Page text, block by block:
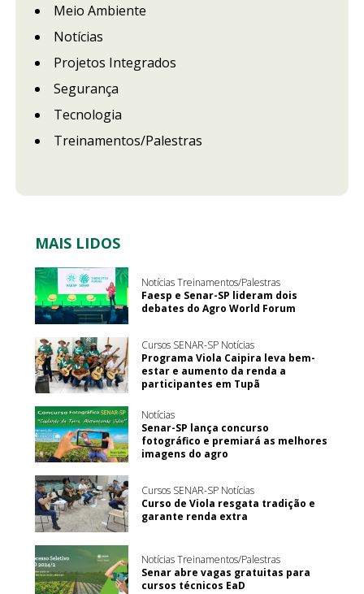
Meio Ambiente
Notícias
Projetos Integrados
Segurança
Tecnologia
Treinamentos/Palestras
MAIS LIDOS
Notícias Treinamentos/Palestras
Faesp e Senar-SP lideram dois
debates do Agro World Forum
Cursos SENAR-SP Notícias
Programa Viola Caipira leva bem-
estar e aumento da renda a
participantes em Tupã
Notícias
Senar-SP lança concurso
fotográfico e premiará as melhores
imagens do agro
Cursos SENAR-SP Notícias
Curso de Viola resgata tradição e
garante renda extra
Notícias Treinamentos/Palestras
Senar abre vagas gratuitas para
cursos técnicos EaD